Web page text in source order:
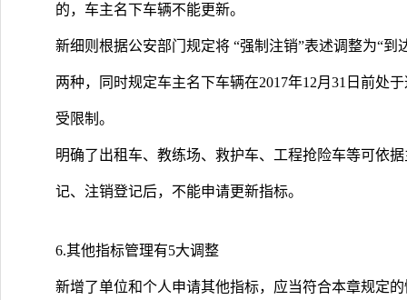
的，车主名下车辆不能更新。
新细则根据公安部门规定将 “强制注销”表述调整为“
两种，同时规定车主名下车辆在2017年12月31日前处
受限制。
明确了出租车、教练场、救护车、工程抢险车等可依
记、注销登记后，不能申请更新指标。
6.其他指标管理有5大调整
新增了单位和个人申请其他指标，应当符合本章规定